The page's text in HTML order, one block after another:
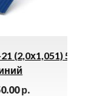
5005